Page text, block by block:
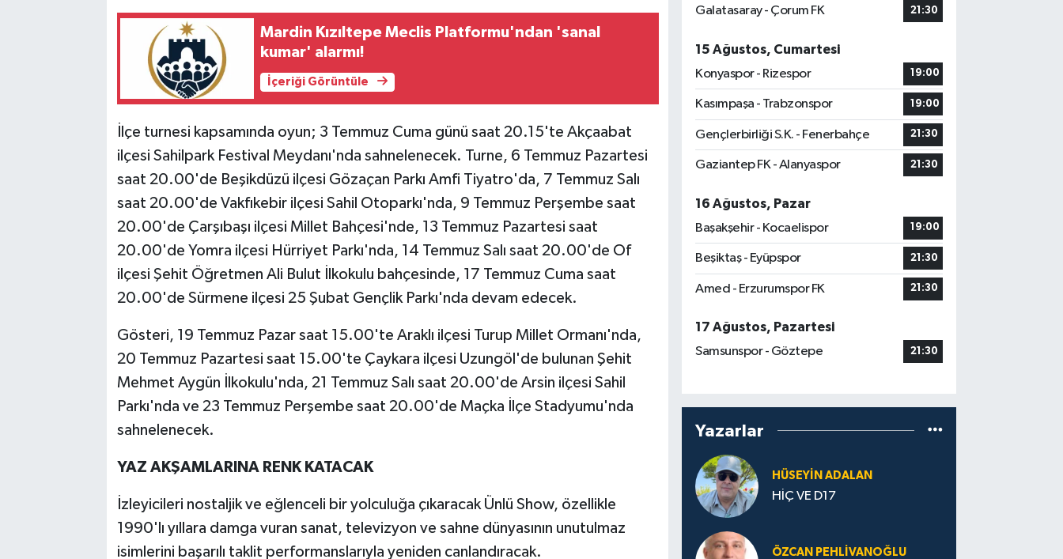
Mardin Kızıltepe Meclis Platformu'ndan 'sanal
kumar' alarmı!
İçeriği Görüntüle
İlçe turnesi kapsamında oyun; 3 Temmuz Cuma günü saat 20.15'te Akçaabat
ilçesi Sahilpark Festival Meydanı'nda sahnelenecek. Turne, 6 Temmuz Pazartesi
saat 20.00'de Beşikdüzü ilçesi Gözaçan Parkı Amfi Tiyatro'da, 7 Temmuz Salı
saat 20.00'de Vakfıkebir ilçesi Sahil Otoparkı'nda, 9 Temmuz Perşembe saat
20.00'de Çarşıbaşı ilçesi Millet Bahçesi'nde, 13 Temmuz Pazartesi saat
20.00'de Yomra ilçesi Hürriyet Parkı'nda, 14 Temmuz Salı saat 20.00'de Of
ilçesi Şehit Öğretmen Ali Bulut İlkokulu bahçesinde, 17 Temmuz Cuma saat
20.00'de Sürmene ilçesi 25 Şubat Gençlik Parkı'nda devam edecek.
Gösteri, 19 Temmuz Pazar saat 15.00'te Araklı ilçesi Turup Millet Ormanı'nda,
20 Temmuz Pazartesi saat 15.00'te Çaykara ilçesi Uzungöl'de bulunan Şehit
Mehmet Aygün İlkokulu'nda, 21 Temmuz Salı saat 20.00'de Arsin ilçesi Sahil
Parkı'nda ve 23 Temmuz Perşembe saat 20.00'de Maçka İlçe Stadyumu'nda
sahnelenecek.
YAZ AKŞAMLARINA RENK KATACAK
İzleyicileri nostaljik ve eğlenceli bir yolculuğa çıkaracak Ünlü Show, özellikle
1990'lı yıllara damga vuran sanat, televizyon ve sahne dünyasının unutulmaz
isimlerini başarılı taklit performanslarıyla yeniden canlandıracak.
Galatasaray - Çorum FK
21:30
15 Ağustos, Cumartesi
Konyaspor - Rizespor
19:00
Kasımpaşa - Trabzonspor 19:00
Gençlerbirliği S.K. - Fenerbahçe 21:30
Gaziantep FK - Alanyaspor 21:30
16 Ağustos, Pazar
Başakşehir - Kocaelispor
19:00
Beşiktaş - Eyüpspor 21:30
Amed - Erzurumspor FK 21:30
17 Ağustos, Pazartesi
Samsunspor - Göztepe
21:30
Yazarlar
HÜSEYIN ADALAN
HİÇ VE D17
ÖZCAN PEHLIVANOĞLU